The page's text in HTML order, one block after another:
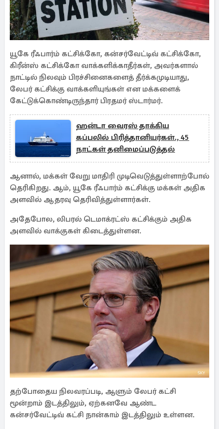
யூகே ரீஃபார்ம் கட்சிக்கோ, கன்சர்வேட்டிவ் கட்சிக்கோ,
கிரீன்ஸ் கட்சிக்கோ வாக்களிக்காதீர்கள், அவர்களால்
நாட்டில் நிலவும் பிரச்சினைகளைத் தீர்க்கமுடியாது,
லேபர் கட்சிக்கு வாக்களியுங்கள் என மக்களைக்
கேட்டுக்கொண்டிருந்தார் பிரதமர் ஸ்டார்மர்.
ஹன்டா வைரஸ் தாக்கிய
கப்பலில் பிரித்தானியர்கள்., 45
நாட்கள் தனிமைப்படுத்தல்
ஆனால், மக்கள் வேறு மாதிரி முடிவெடுத்துள்ளாற்போல்
தெரிகிறது. ஆம், யூகே ரீஃபார்ம் கட்சிக்கு மக்கள் அதிக
அளவில் ஆதரவு தெரிவித்துள்ளார்கள்.
அதேபோல, லிபரல் டெமாக்ரட்ஸ் கட்சிக்கும் அதிக
அளவில் வாக்குகள் கிடைத்துள்ளன.
தற்போதைய நிலவரப்படி, ஆளும் லேபர் கட்சி
மூன்றாம் இடத்திலும், ஏற்கனவே ஆண்ட
கன்சர்வேட்டிவ் கட்சி நான்காம் இடத்திலும் உள்ளன.